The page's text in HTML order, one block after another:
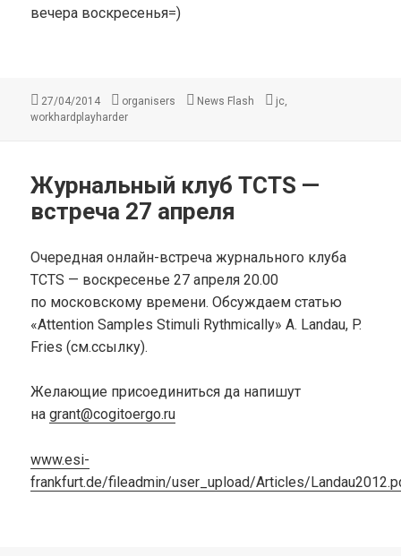
вечера воскресенья=)
Опубликовано
27/04/2014 Автор
organisers Рубрики
News Flash Метки
jc,
workhardplayharder
Журнальный клуб TCTS —
встреча 27 апреля
Очередная онлайн-встреча журнального клуба
TCTS — воскресенье 27 апреля 20.00
по московскому времени. Обсуждаем статью
«Attention Samples Stimuli Rythmically» A. Landau, P.
Fries (см.ссылку).
Желающие присоединиться да напишут
наgrant@cogitoergo.ru
www.esi-
frankfurt.de/fileadmin/user_upload/Articles/